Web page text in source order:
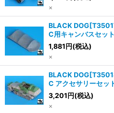
×
BLACK
C用キャンバスセット
1,881円(税込)
×
BLACK
C アクセサリーセッ
3,201円(税込)
×